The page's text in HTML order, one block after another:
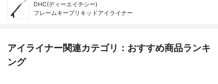
DHC(ディーエイチシー)
フレームキープリキッドアイライナー
アイライナー関連カテゴリ：おすすめ商品ランキ
ング